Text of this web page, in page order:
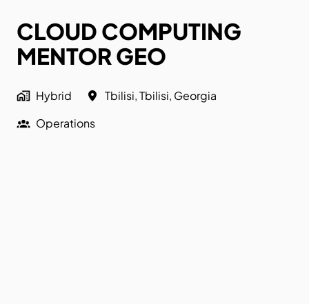
CLOUD COMPUTING
MENTOR GEO
Hybrid Tbilisi,Tbilisi, Georgia
Operations